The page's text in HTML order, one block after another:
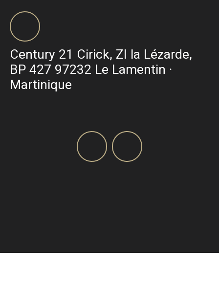
Century 21 Cirick, ZI la Lézarde,
BP 427 97232 Le Lamentin ·
Martinique